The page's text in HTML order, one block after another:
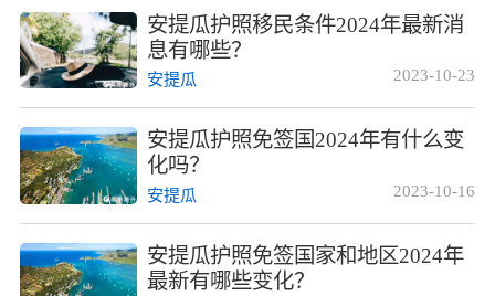
安提瓜护照移民条件2024年最新消
息有哪些？
2023-10-23
安提瓜
安提瓜护照免签国2024年有什么变
化吗？
2023-10-16
安提瓜
安提瓜护照免签国家和地区2024年
最新有哪些变化？